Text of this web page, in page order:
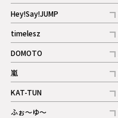
記事
ギャラリー
Hey!Say!JUMP
記事
timelesz
記事
DOMOTO
記事
嵐
記事
KAT-TUN
記事
ふぉ～ゆ～